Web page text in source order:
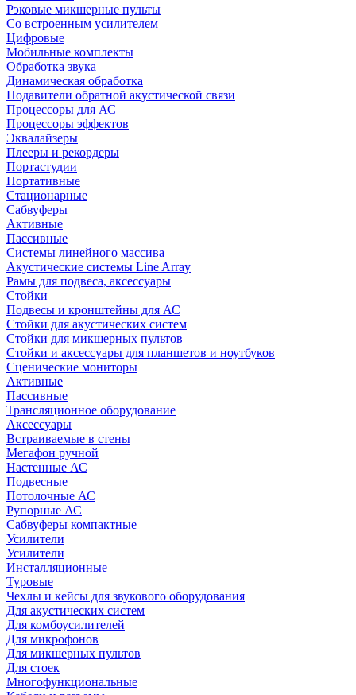
Рэковые микшерные пульты
Со встроенным усилителем
Цифровые
Мобильные комплекты
Обработка звука
Динамическая обработка
Подавители обратной акустической связи
Процессоры для АС
Процессоры эффектов
Эквалайзеры
Плееры и рекордеры
Портастудии
Портативные
Стационарные
Сабвуферы
Активные
Пассивные
Системы линейного массива
Акустические системы Line Array
Рамы для подвеса, аксессуары
Стойки
Подвесы и кронштейны для АС
Стойки для акустических систем
Стойки для микшерных пультов
Стойки и аксессуары для планшетов и ноутбуков
Сценические мониторы
Активные
Пассивные
Трансляционное оборудование
Аксессуары
Встраиваемые в стены
Мегафон ручной
Настенные АС
Подвесные
Потолочные АС
Рупорные АС
Сабвуферы компактные
Усилители
Усилители
Инсталляционные
Туровые
Чехлы и кейсы для звукового оборудования
Для акустических систем
Для комбоусилителей
Для микрофонов
Для микшерных пультов
Для стоек
Многофункциональные